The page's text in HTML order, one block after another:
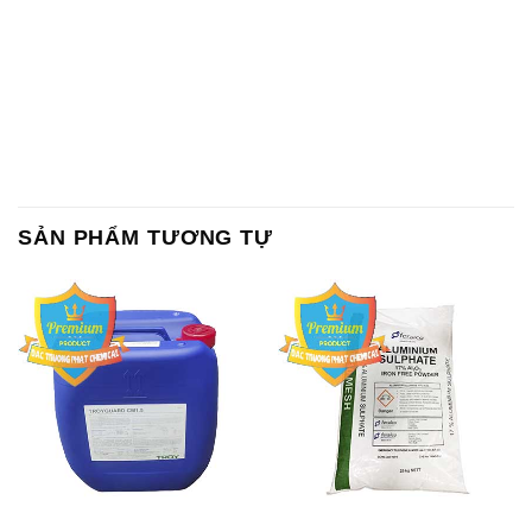
SẢN PHẨM TƯƠNG TỰ